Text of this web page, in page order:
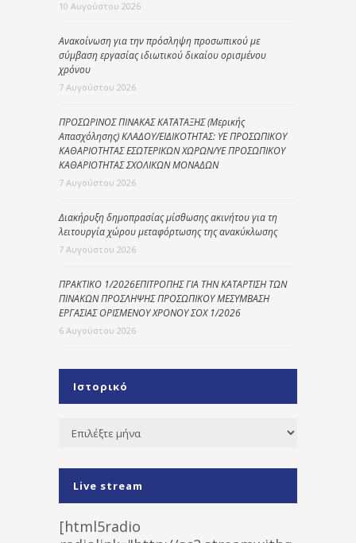
10 Αυγούστου 2026
Ανακοίνωση για την πρόσληψη προσωπικού με
σύμβαση εργασίας ιδιωτικού δικαίου ορισμένου
χρόνου
7 Αυγούστου 2026
ΠΡΟΣΩΡΙΝΟΣ ΠΙΝΑΚΑΣ ΚΑΤΑΤΑΞΗΣ (Μερικής
Απασχόλησης) ΚΛΑΔΟΥ/ΕΙΔΙΚΟΤΗΤΑΣ: ΥΕ ΠΡΟΣΩΠΙΚΟΥ
ΚΑΘΑΡΙΟΤΗΤΑΣ ΕΣΩΤΕΡΙΚΩΝ ΧΩΡΩΝ/ΥΕ ΠΡΟΣΩΠΙΚΟΥ
ΚΑΘΑΡΙΟΤΗΤΑΣ ΣΧΟΛΙΚΩΝ ΜΟΝΑΔΩΝ
7 Αυγούστου 2026
Διακήρυξη δημοπρασίας μίσθωσης ακινήτου για τη
λειτουργία χώρου μεταφόρτωσης της ανακύκλωσης
7 Αυγούστου 2026
ΠΡΑΚΤΙΚΟ 1/2026ΕΠΙΤΡΟΠΗΣ ΓΙΑ ΤΗΝ ΚΑΤΑΡΤΙΣΗ ΤΩΝ
ΠΙΝΑΚΩΝ ΠΡΟΣΛΗΨΗΣ ΠΡΟΣΩΠΙΚΟΥ ΜΕΣΥΜΒΑΣΗ
ΕΡΓΑΣΙΑΣ ΟΡΙΣΜΕΝΟΥ ΧΡΟΝΟΥ ΣΟΧ 1/2026
6 Αυγούστου 2026
Ιστορικό
Ιστορικό
Live stream
[html5radio